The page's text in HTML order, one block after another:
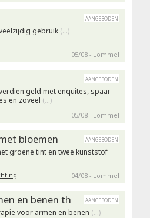
aangeboden
gebruik (…)
05/08 - Lommel
aangeboden
geld met enquites, spaar
en zoveel (…)
05/08 - Lommel
bloemen aangeboden
groene tint en twee kunststof
04/08 - Lommel
en benen th aangeboden
voor armen en benen (…)